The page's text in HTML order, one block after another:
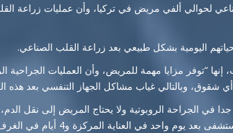
لحوالي ألفي مريض في تركيا، وأن عمليات زراعة
اليومية بشكل طبيعي بعد زراعة القلب الصناعي.
إنها “توفر مزايا مهمة للمريض، وأن العمليات الجراحية
وبالتالي غياب مشاكل الجهاز التنفسي بعد هذه
في الجراحة الروبوتية ولا يحتاج المريض إلى نقل
استثنائية فإن المريض يمكنه مغادرة